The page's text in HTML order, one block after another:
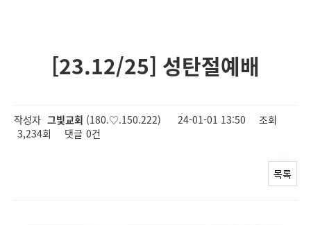
[23.12/25] 성탄절예배
작성자 그빛교회 (180.♡.150.222) 24-01-01 13:50
조회
3,234회
댓글 0건
목록